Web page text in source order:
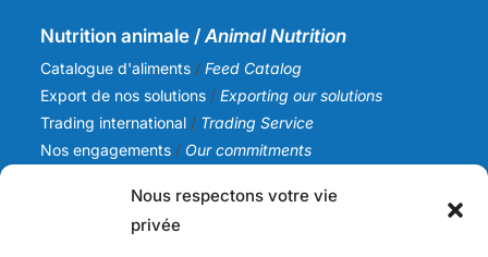
Nous respectons votre vie
privée
Nutrition animale / Animal Nutrition
Catalogue d'aliments /Feed Catalog
Export de nos solutions /Exporting our solutions
Trading international / Trading Service
Nos engagements / Our commitments
Notre histoire/Our story